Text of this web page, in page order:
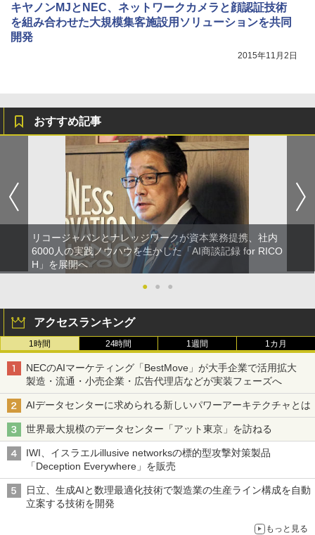
キヤノンMJとNEC、ネットワークカメラと顔認証技術
を組み合わせた大規模集客施設用ソリューションを共同
開発
2015年11月2日
おすすめ記事
リコージャパンとナレッジワークが資本業務提携、社内
6000人の実践ノウハウを生かした「AI商談記録 for RICO
H」を展開へ
●
● ●
アクセスランキング
1時間 24時間 1週間 1カ月
NECのAIマーケティング「BestMove」が大手企業で活用拡大
製造・流通・小売企業・広告代理店などが実装フェーズへ
AIデータセンターに求められる新しいパワーアーキテクチャとは
世界最大規模のデータセンター「アット東京」を訪ねる
IWI、イスラエルillusive networksの標的型攻撃対策製品
「Deception Everywhere」を販売
日立、生成AIと数理最適化技術で製造業の生産ライン構成を自動
立案する技術を開発
もっと見る